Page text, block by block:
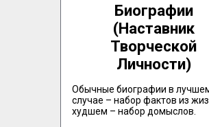
Биографии
(Наставник
Творческой
Личности)
Обычные биографии в
случае – набор фактов из
худшем – набор домыслов.